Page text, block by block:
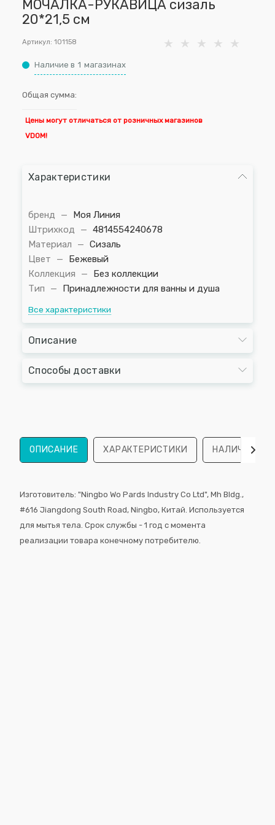
МОЧАЛКА-РУКАВИЦА сизаль
20*21,5 см
Артикул: 101158
Наличие в 1 магазинах
Общая сумма:
Цены могут отличаться от розничных магазинов
VDOM!
Характеристики
бренд —
Моя Линия
Штрихкод
— 4814554240678
Материал
— Сизаль
Цвет
—
Бежевый
Коллекция
—
Без коллекции
Тип
— Принадлежности для ванны и душа
Все характеристики
Описание
Способы доставки
ОПИСАНИЕ ХАРАКТЕРИСТИКИ НАЛИЧИЕ
Изготовитель: "Ningbo Wo Pards Industry Co Ltd", Mh Bldg.,
#616 Jiangdong South Road, Ningbo, Китай. Используется
для мытья тела. Срок службы - 1 год с момента
реализации товара конечному потребителю.